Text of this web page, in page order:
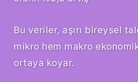
Bu veriler, aşırı bireysel
mikro hem makro
ortaya koyar.